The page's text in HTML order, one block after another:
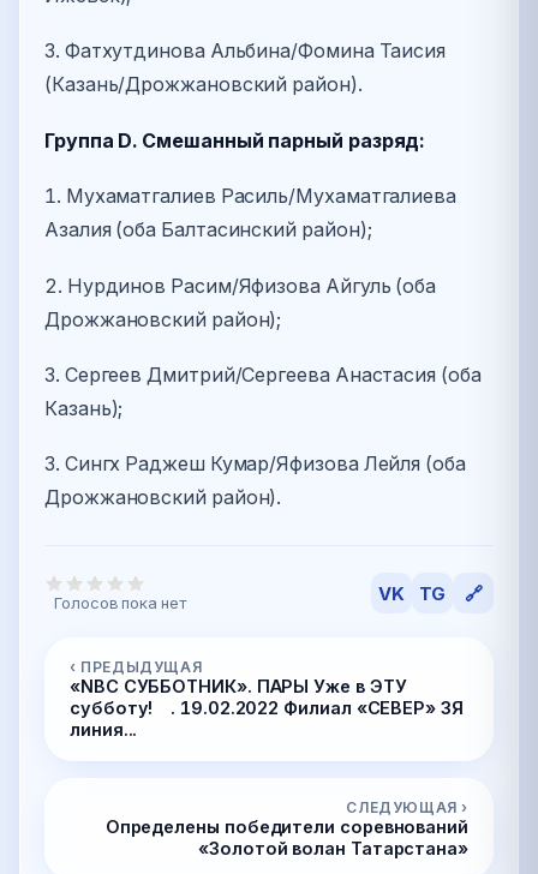
3. Фатхутдинова Альбина/Фомина Таисия
(Казань/Дрожжановский район).
Группа D. Смешанный парный разряд:
1. Мухаматгалиев Расиль/Мухаматгалиева
Азалия (оба Балтасинский район);
2. Нурдинов Расим/Яфизова Айгуль (оба
Дрожжановский район);
3. Сергеев Дмитрий/Сергеева Анастасия (оба
Казань);
3. Сингх Раджеш Кумар/Яфизова Лейля (оба
Дрожжановский район).
Голосов пока нет VK TG 🔗
‹ ПРЕДЫДУЩАЯ
«NBC СУББОТНИК». ПАРЫ Уже в ЭТУ
субботу! ⠀. 19.02.2022 Филиал «СЕВЕР» 3Я
линия...
СЛЕДУЮЩАЯ ›
Определены победители соревнований
«Золотой волан Татарстана»